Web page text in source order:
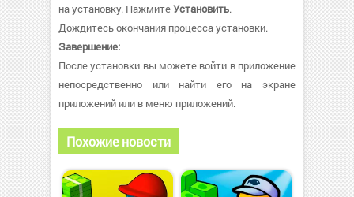
на установку. НажмитеУстановить.
Дождитесь окончания процесса установки.
Завершение:
После установки вы можете войти в приложение
непосредственно или найти его на экране
приложений или в меню приложений.
Похожие новости